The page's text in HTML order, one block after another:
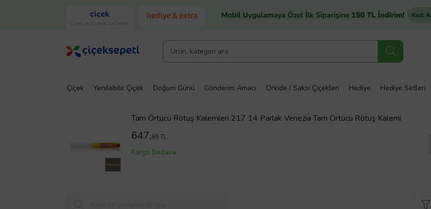
Çiçek ve Gurme Lezzetler
Çiçek Yenilebilir Çiçek Doğum Günü Gönderim Amacı Orkide / Saksı Çiçekleri Hediye Hediye Setleri
Tam Örtücü Rötuş Kalemleri 217 14 Parlak Venezia Tam Örtücü Rötuş Kalemi
647,89 TL
Kargo Bedava